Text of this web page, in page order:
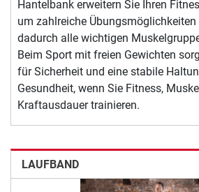
Hantelbank erweitern Sie Ihren
um zahlreiche Übungsmöglichkeiten
dadurch alle wichtigen
Beim Sport mit freien Gewichten
für Sicherheit und eine stabile
Gesundheit, wenn Sie Fitness,
Kraftausdauer trainieren.
LAUFBAND